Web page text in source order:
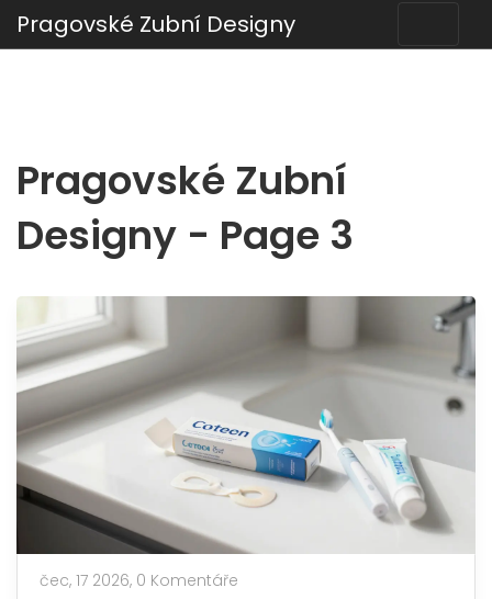
Pragovské Zubní Designy
Pragovské Zubní
Designy - Page 3
čec, 17 2026, 0 Komentáře